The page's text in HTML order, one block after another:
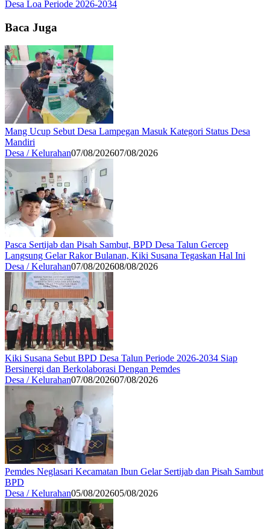
Desa Loa Periode 2026-2034
Baca Juga
Mang Ucup Sebut Desa Lampegan Masuk Kategori Status Desa
Mandiri
Desa / Kelurahan07/08/202607/08/2026
Pasca Sertijab dan Pisah Sambut, BPD Desa Talun Gercep
Langsung Gelar Rakor Bulanan, Kiki Susana Tegaskan Hal Ini
Desa / Kelurahan07/08/202608/08/2026
Kiki Susana Sebut BPD Desa Talun Periode 2026-2034 Siap
Bersinergi dan Berkolaborasi Dengan Pemdes
Desa / Kelurahan07/08/202607/08/2026
Pemdes Neglasari Kecamatan Ibun Gelar Sertijab dan Pisah Sambut
BPD
Desa / Kelurahan05/08/202605/08/2026